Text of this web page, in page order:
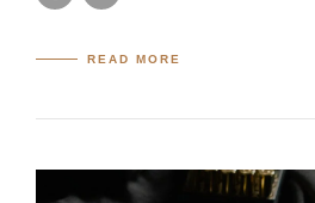
READ MORE